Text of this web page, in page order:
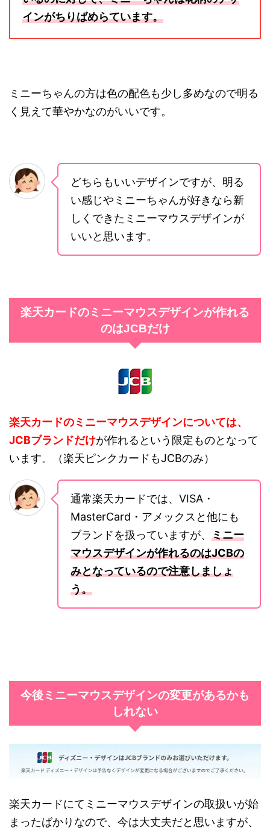
インがちりばめらています。
ミニーちゃんの方は色の配色も少し多めなので明る
く見えて華やかなのがいいです。
どちらもいいデザインですが、明る
い感じやミニーちゃんが好きなら新
しくできたミニーマウスデザインが
いいと思います。
楽天カードのミニーマウスデザインが作れる
のはJCBだけ
楽天カードのミニーマウスデザインについては、
JCBブランドだけが作れるという限定ものとなって
います。（楽天ピンクカードもJCBのみ）
通常楽天カードでは、VISA・
MasterCard・アメックスと他にも
ブランドを扱っていますが、 ミニー
マウスデザインが作れるのはJCBの
みとなっているので注意しましょ
う。
今後ミニーマウスデザインの変更があるかも
しれない
楽天カードにてミニーマウスデザインの取扱いが始
まったばかりなので、今は大丈夫だと思いますが、